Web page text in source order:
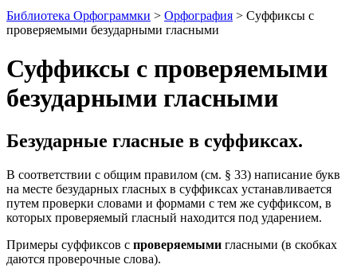
Библиотека Орфограммки > Орфография > Суффиксы с
проверяемыми безударными гласными
Суффиксы с проверяемыми
безударными гласными
Безударные гласные в суффиксах.
В соответствии с общим правилом (см. § 33) написание букв
на месте безударных гласных в суффиксах устанавливается
путем проверки словами и формами с тем же суффиксом, в
которых проверяемый гласный находится под ударением.
Примеры суффиксов с проверяемыми гласными (в скобках
даются проверочные слова).